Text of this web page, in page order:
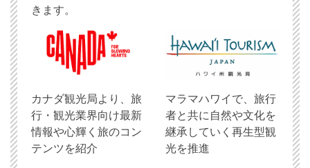
きます。
​カナダ観光局より、旅
行・観光業界向け最新
情報や心輝く旅のコン
テンツを紹介
マラマハワイで、旅行
者と共に自然や文化を
継承していく再生型観
光を推進